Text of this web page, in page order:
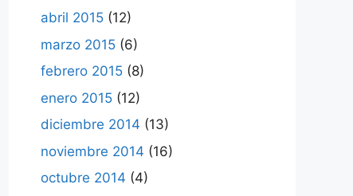
abril 2015 (12)
marzo 2015 (6)
febrero 2015 (8)
enero 2015 (12)
diciembre 2014 (13)
noviembre 2014 (16)
octubre 2014 (4)